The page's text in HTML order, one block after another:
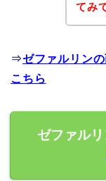
てみ
⇒ゼファルリン
こちら
ゼファル